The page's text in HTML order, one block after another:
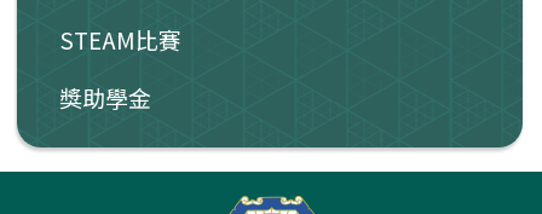
STEAM比賽
獎助學金